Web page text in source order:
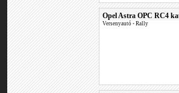
Opel Astra OPC RC4
Versenyautó • Rally